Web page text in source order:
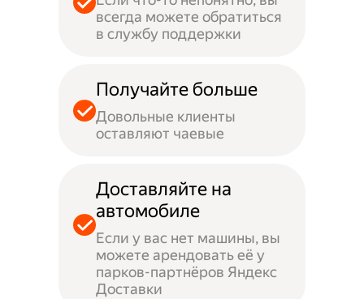
всегда можете обратиться
в службу поддержки
Получайте больше
Довольные клиенты
оставляют чаевые
Доставляйте на
автомобиле
Если у вас нет машины, вы
можете арендовать её у
парков-партнёров Яндекс
Доставки